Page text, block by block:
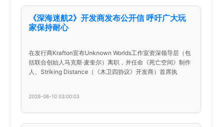
《深海迷航2》开发商发布公开信 呼吁广大玩
家保持耐心
在发行商Krafton宣布Unknown Worlds工作室资深领导层（包
括联合创始人马克斯·麦奎尔）离职，并任命《死亡空间》制作
人、Striking Distance（《木卫四协议》开发商）首席执
2026-06-10 03:00:03